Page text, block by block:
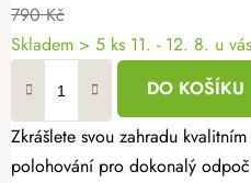
790 Kč
Skladem > 5 ks 11. - 12. 8. u vás
DO KOŠÍKU
Zkrášlete svou zahradu
polohování pro dokonalý